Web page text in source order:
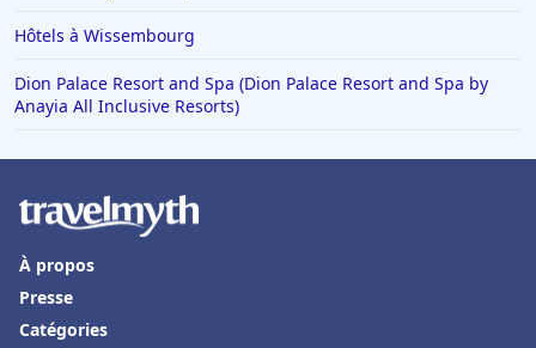
Hôtels à Wissembourg
Dion Palace Resort and Spa (Dion Palace Resort and Spa by
Anayia All Inclusive Resorts)
À propos
Presse
Catégories